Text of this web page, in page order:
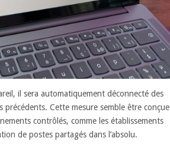
il sera automatiquement déconnecté des
précédents. Cette mesure semble être conçue
contrôlés, comme les établissements
de postes partagés dans l’absolu.